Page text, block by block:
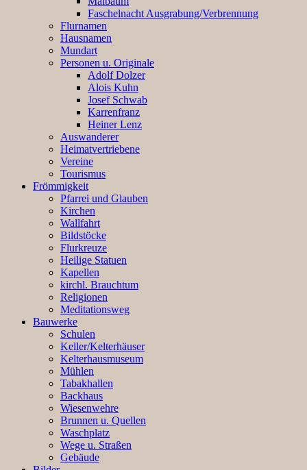
Faschelnacht Ausgrabung/Verbrennung
Flurnamen
Hausnamen
Mundart
Personen u. Originale
Adolf Dolzer
Alois Kuhn
Josef Schwab
Karrenfranz
Heiner Lenz
Auswanderer
Heimatvertriebene
Vereine
Tourismus
Frömmigkeit
Pfarrei und Glauben
Kirchen
Wallfahrt
Bildstöcke
Flurkreuze
Heilige Statuen
Kapellen
kirchl. Brauchtum
Religionen
Meditationsweg
Bauwerke
Schulen
Keller/Kelterhäuser
Kelterhausmuseum
Mühlen
Tabakhallen
Backhaus
Wiesenwehre
Brunnen u. Quellen
Waschplatz
Wege u. Straßen
Gebäude